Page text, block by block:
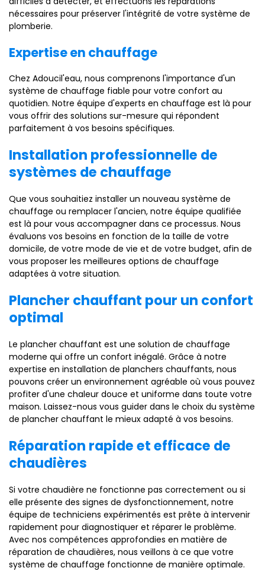
nécessaires pour préserver l'intégrité de votre système de
plomberie.
Expertise en chauffage
Chez Adoucil'eau, nous comprenons l'importance d'un
système de chauffage fiable pour votre confort au
quotidien. Notre équipe d'experts en chauffage est là pour
vous offrir des solutions sur-mesure qui répondent
parfaitement à vos besoins spécifiques.
Installation professionnelle de
systèmes de chauffage
Que vous souhaitiez installer un nouveau système de
chauffage ou remplacer l'ancien, notre équipe qualifiée
est là pour vous accompagner dans ce processus. Nous
évaluons vos besoins en fonction de la taille de votre
domicile, de votre mode de vie et de votre budget, afin de
vous proposer les meilleures options de chauffage
adaptées à votre situation.
Plancher chauffant pour un confort
optimal
Le plancher chauffant est une solution de chauffage
moderne qui offre un confort inégalé. Grâce à notre
expertise en installation de planchers chauffants, nous
pouvons créer un environnement agréable où vous pouvez
profiter d'une chaleur douce et uniforme dans toute votre
maison. Laissez-nous vous guider dans le choix du système
de plancher chauffant le mieux adapté à vos besoins.
Réparation rapide et efficace de
chaudières
Si votre chaudière ne fonctionne pas correctement ou si
elle présente des signes de dysfonctionnement, notre
équipe de techniciens expérimentés est prête à intervenir
rapidement pour diagnostiquer et réparer le problème.
Avec nos compétences approfondies en matière de
réparation de chaudières, nous veillons à ce que votre
système de chauffage fonctionne de manière optimale.